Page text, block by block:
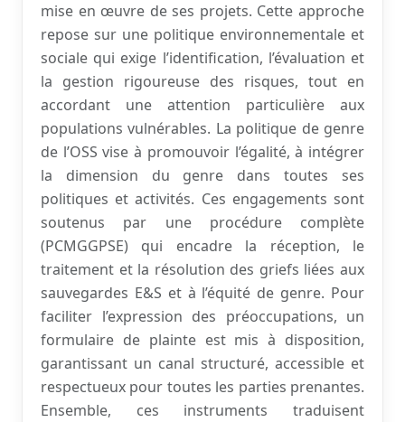
mise en œuvre de ses projets. Cette approche
repose sur une politique environnementale et
sociale qui exige l’identification, l’évaluation et
la gestion rigoureuse des risques, tout en
accordant une attention particulière aux
populations vulnérables. La politique de genre
de l’OSS vise à promouvoir l’égalité, à intégrer
la dimension du genre dans toutes ses
politiques et activités. Ces engagements sont
soutenus par une procédure complète
(PCMGGPSE) qui encadre la réception, le
traitement et la résolution des griefs liées aux
sauvegardes E&S et à l’équité de genre. Pour
faciliter l’expression des préoccupations, un
formulaire de plainte est mis à disposition,
garantissant un canal structuré, accessible et
respectueux pour toutes les parties prenantes.
Ensemble, ces instruments traduisent